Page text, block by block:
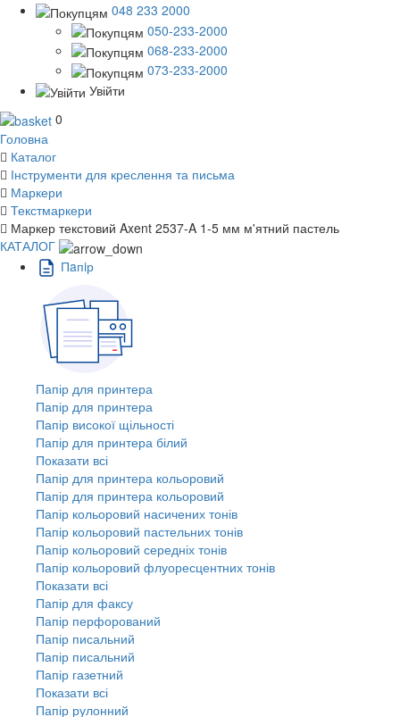
048 233 2000
050-233-2000
068-233-2000
073-233-2000
Увійти
0
Головна
Каталог
Інструменти для креслення та письма
Маркери
Текстмаркери
Маркер текстовий Axent 2537-A 1-5 мм м'ятний пастель
КАТАЛОГ
Пaпiр
Папір для принтера
Папір для принтера
Папір високої щільності
Папір для принтера білий
Показати всі
Папір для принтера кольоровий
Папір для принтера кольоровий
Папір кольоровий насичених тонів
Папір кольоровий пастельних тонів
Папір кольоровий середніх тонів
Папір кольоровий флуоресцентних тонів
Показати всі
Папір для факсу
Папір перфорований
Папір писальний
Папір писальний
Папір газетний
Показати всі
Папір рулонний